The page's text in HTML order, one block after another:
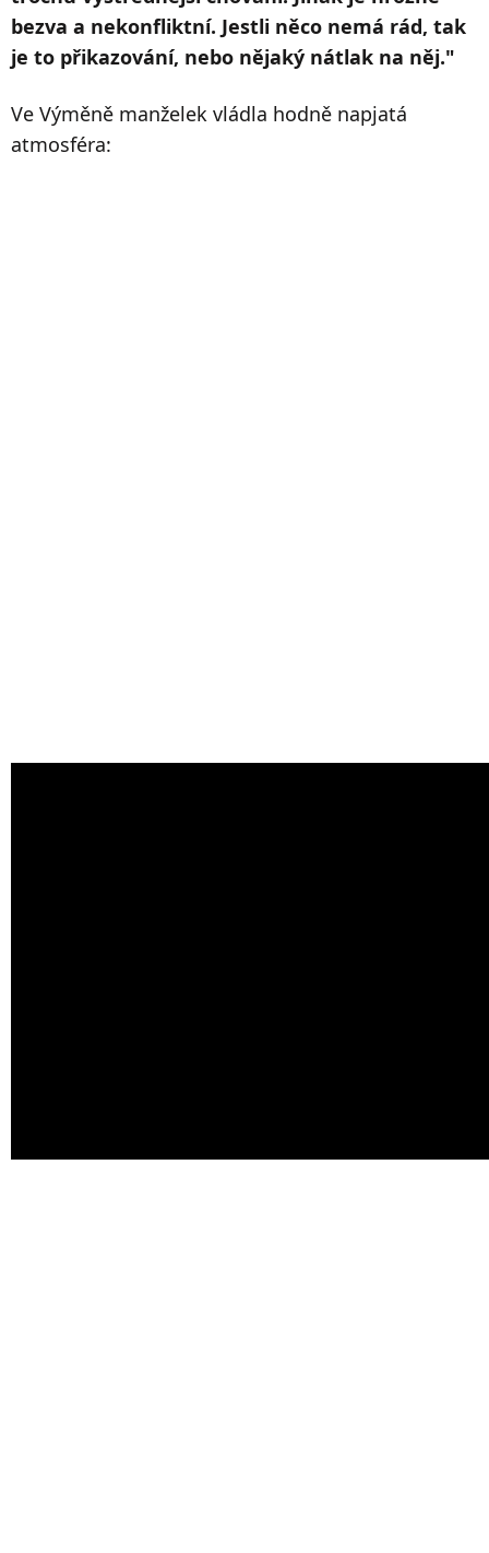
bezva a nekonfliktní. Jestli něco nemá rád, tak
je to přikazování, nebo nějaký nátlak na něj."
Ve Výměně manželek vládla hodně napjatá
atmosféra: